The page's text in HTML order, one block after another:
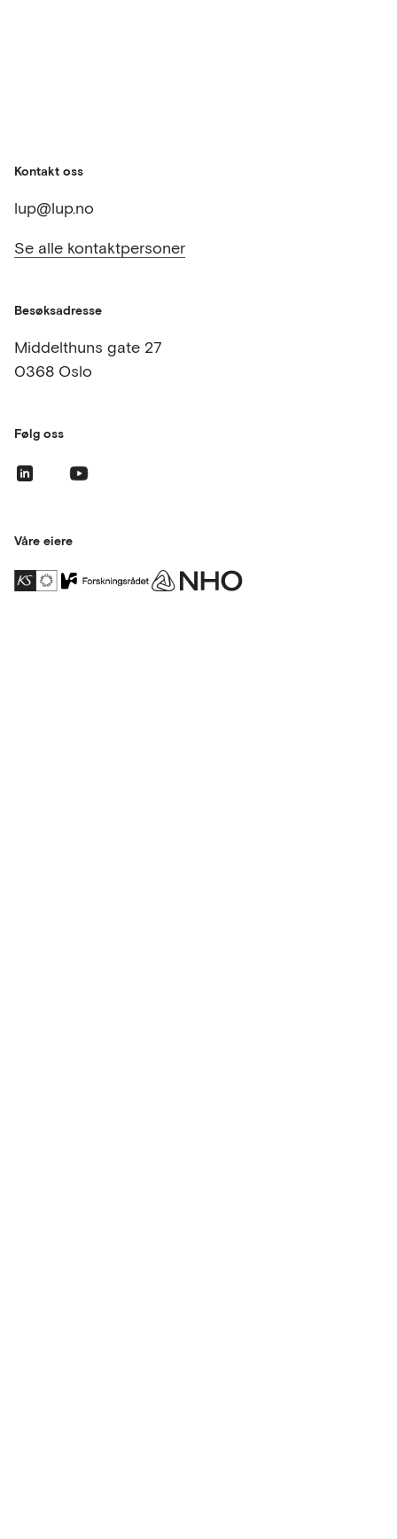
Kontakt oss
lup@lup.no
Se alle kontaktpersoner
Besøksadresse
Middelthuns gate 27
0368 Oslo
Følg oss
Våre eiere